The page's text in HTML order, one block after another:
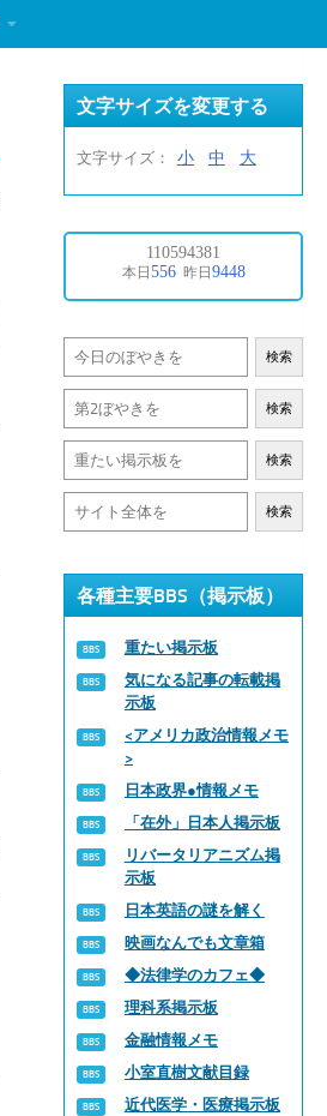
文字サイズを変更する
文字サイズ： 小 中 大
検索
検索
検索
検索
各種主要BBS（掲示板）
重たい掲示板
気になる記事の転載掲
示板
<アメリカ政治情報メモ
>
日本政界●情報メモ
「在外」日本人掲示板
リバータリアニズム掲
示板
日本英語の謎を解く
映画なんでも文章箱
◆法律学のカフェ◆
理科系掲示板
金融情報メモ
小室直樹文献目録
近代医学・医療掲示板